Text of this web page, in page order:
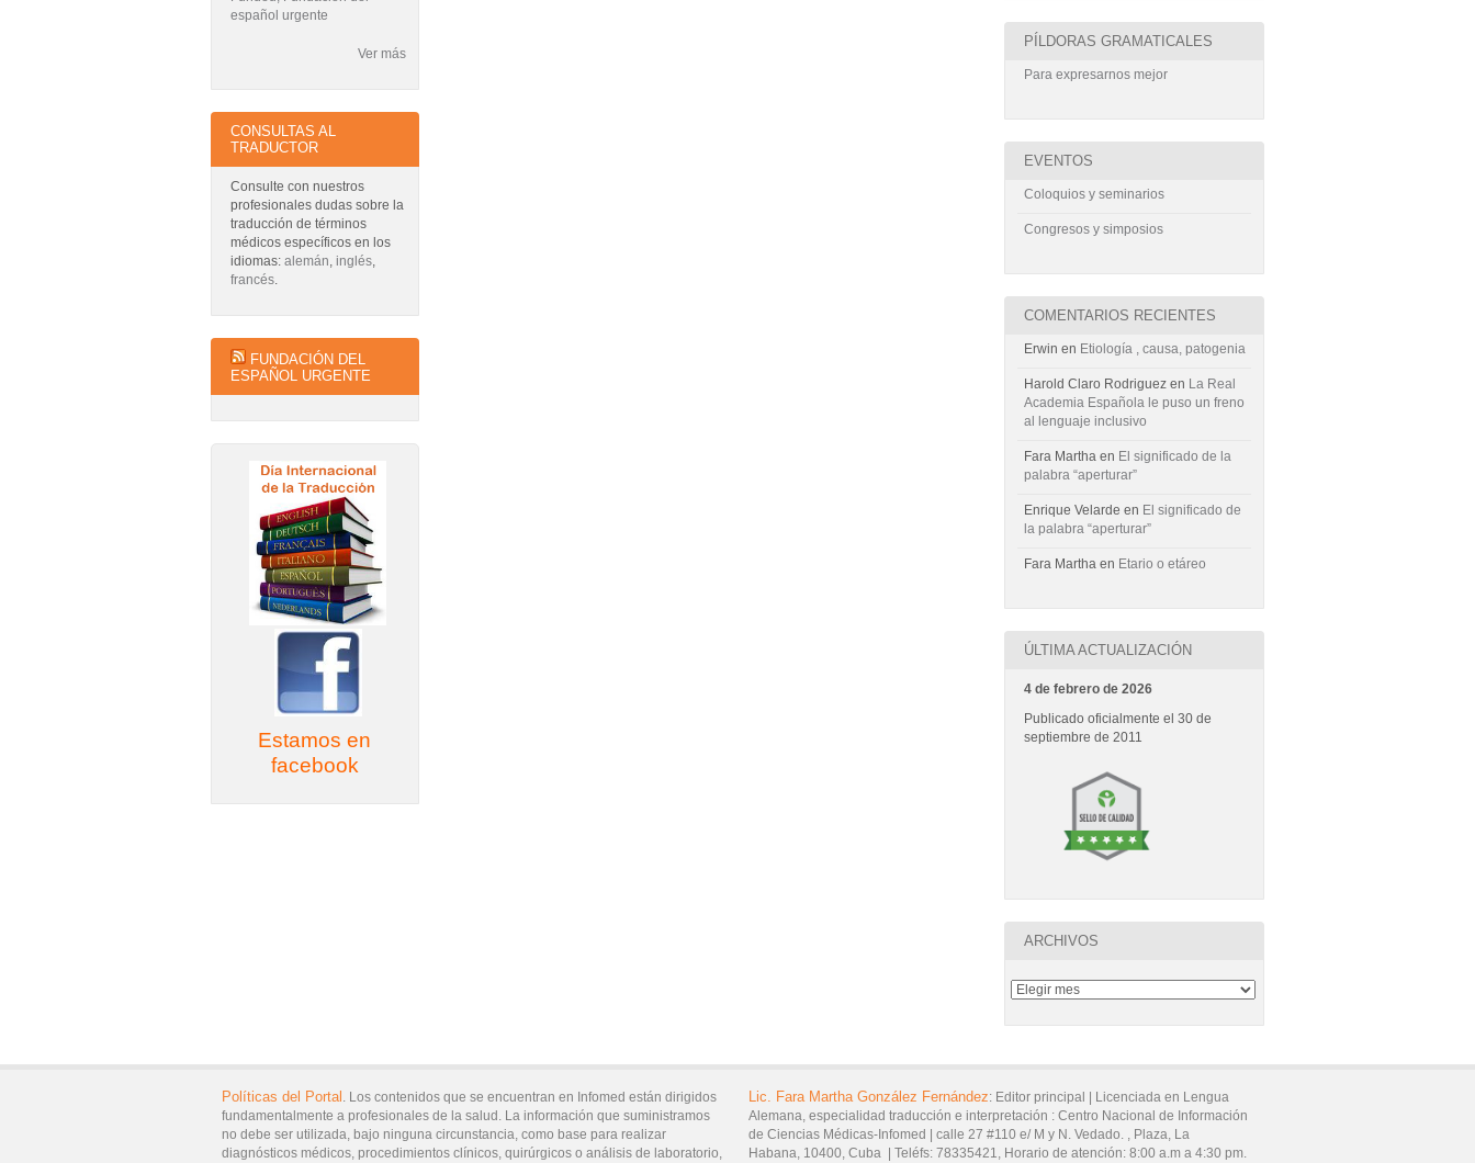
español urgente
Ver más
CONSULTAS AL
TRADUCTOR
Consulte con nuestros
profesionales dudas sobre la
traducción de términos
médicos específicos en los
idiomas: alemán inglés
francés
FUNDACIÓN DEL
ESPAÑOL URGENTE
Estamos en
facebook
PÍLDORAS GRAMATICALES
Para expresarnos mejor
EVENTOS
Coloquios y seminarios
Congresos y simposios
COMENTARIOS RECIENTES
Erwin en Etiología , causa, patogenia
Harold Claro Rodriguezen La Real
Academia Española le puso un freno
al lenguaje inclusivo
Fara Marthaen El significado de la
palabra “aperturar”
Enrique Velarde en El significado de
la palabra “aperturar”
Fara Marthaen Etario o etáreo
ÚLTIMA ACTUALIZACIÓN
4 de febrero de 2026
Publicado oficialmente el 30 de
septiembre de 2011
ARCHIVOS
Lic. Fara Martha González Fernández: Editor principal |
Licenciada en Lengua
Alemana, especialidad traducción e interpretación : Centro Nacional de Información
de Ciencias Médicas-Infomed | calle 27 #110 e/ M y N. Vedado. , Plaza, La
Habana, 10400, Cuba Teléfs: 78335421, Horario de atención: 8:00 a.m a 4:30 pm.
Políticas del Portal . Los contenidos que se encuentran en Infomed están dirigidos
fundamentalmente a profesionales de la salud. La información que suministramos
no debe ser utilizada, bajo ninguna circunstancia, como base para realizar
diagnósticos médicos, procedimientos clínicos, quirúrgicos o análisis de laboratorio,